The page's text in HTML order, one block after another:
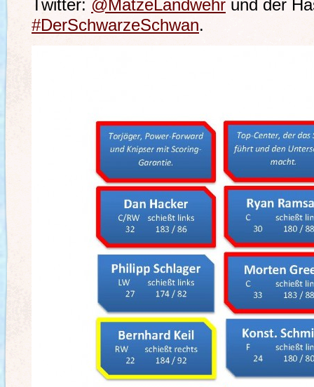
Twitter: @MatzeLandwehr und der
#DerSchwarzeSchwan.